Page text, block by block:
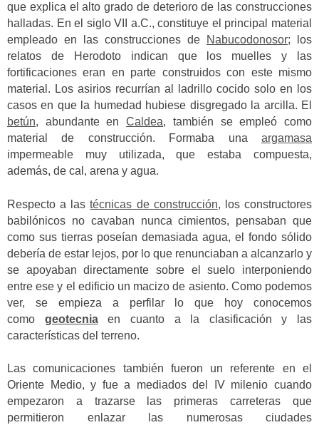
que explica el alto grado de deterioro de las construcciones
halladas. En el siglo VII a.C., constituye el principal material
empleado en las construcciones de
Nabucodonosor; los
relatos de Herodoto indican que los muelles y las
fortificaciones eran en parte construidos con este mismo
material. Los asirios recurrían al ladrillo cocido solo en los
casos en que la humedad hubiese disgregado la arcilla. El
betún, abundante enCaldea, también se empleó como
material de construcción. Formaba una argamasa
impermeable muy utilizada, que estaba compuesta,
además, de cal, arena y agua.
Respecto a lastécnicas de construcción, los constructores
babilónicos no cavaban nunca cimientos, pensaban que
como sus tierras poseían demasiada agua, el fondo sólido
debería de estar lejos, por lo que renunciaban a alcanzarlo y
se apoyaban directamente sobre el suelo interponiendo
entre ese y el edificio un macizo de asiento. Como podemos
ver, se empieza a perfilar lo que hoy conocemos
como geotecniaen cuanto a la clasificación y las
características del terreno.
Las comunicaciones también fueron un referente en el
Oriente Medio, y fue a mediados del IV milenio cuando
empezaron a trazarse las primeras carreteras que
permitieron enlazar las numerosas ciudades